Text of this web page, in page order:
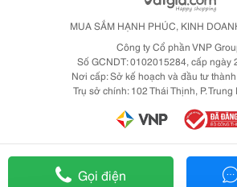
Gọi điện
MUA SẮM HẠNH PHÚC, KINH
Công ty Cổ phần VNP
Số GCNDT: 0102015284, cấp ngày
Nơi cấp: Sở kế hoạch và đầu tư
Trụ sở chính: 102 Thái Thịnh, P.